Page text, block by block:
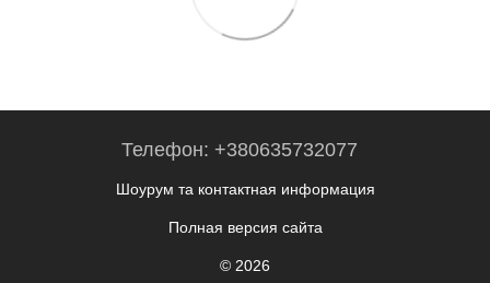
Телефон: +380635732077
Шоурум та контактная информация
Полная версия сайта
© 2026